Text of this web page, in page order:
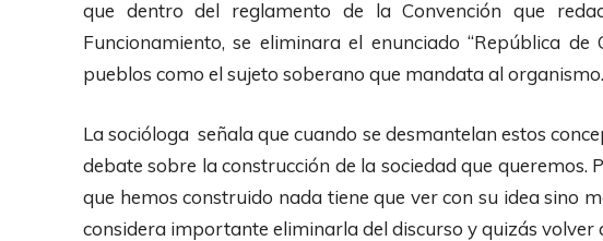
o
u
c
que dentro del reglamento de la Convención que
Funcionamiento, se eliminara el enunciado “República
pueblos como el sujeto soberano que mandata al organismo.
La socióloga señala que cuando se desmantelan estos
debate sobre la construcción de la sociedad que
que hemos construido nada tiene que ver con su idea sino
considera importante eliminarla del discurso y quizás volver